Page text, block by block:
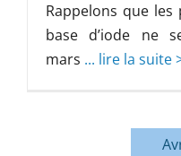
Rappelons que
base d’iode ne
mars ... lire la suite